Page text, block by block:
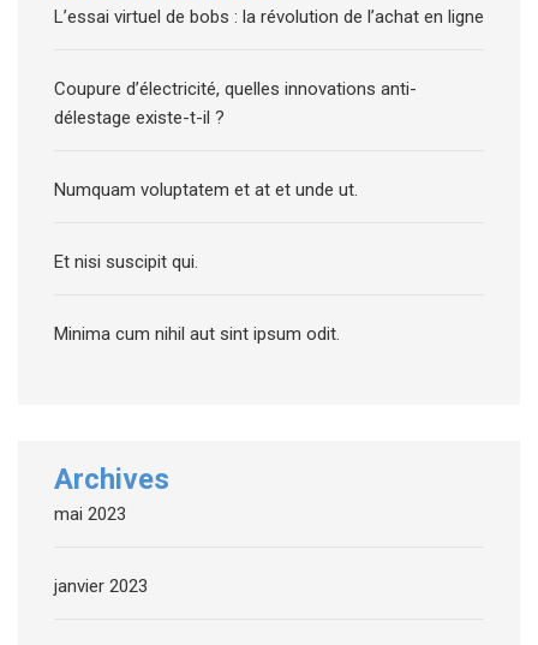
L’essai virtuel de bobs : la révolution de l’achat en ligne
Coupure d’électricité, quelles innovations anti-
délestage existe-t-il ?
Numquam voluptatem et at et unde ut.
Et nisi suscipit qui.
Minima cum nihil aut sint ipsum odit.
Archives
mai 2023
janvier 2023